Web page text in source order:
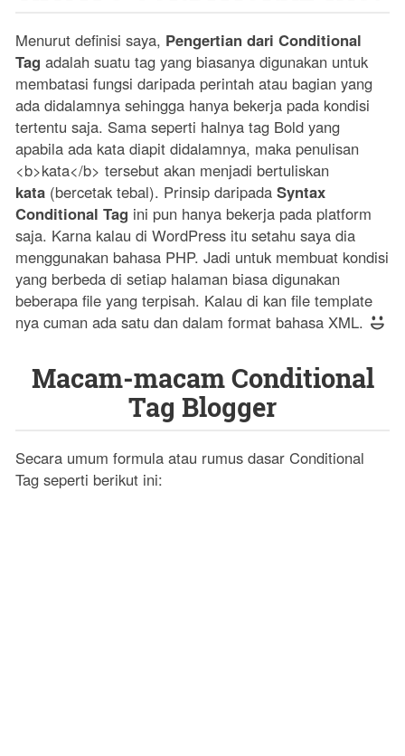
Menurut definisi saya, Pengertian dari Conditional
Tag adalah suatu tag yang biasanya digunakan untuk
membatasi fungsi daripada perintah atau bagian yang
ada didalamnya sehingga hanya bekerja pada kondisi
tertentu saja. Sama seperti halnya tag Bold yang
apabila ada kata diapit didalamnya, maka penulisan
<b>kata</b> tersebut akan menjadi bertuliskan
kata (bercetak tebal). Prinsip daripada Syntax
Conditional Tag ini pun hanya bekerja pada platform
saja. Karna kalau di WordPress itu setahu saya dia
menggunakan bahasa PHP. Jadi untuk membuat kondisi
yang berbeda di setiap halaman biasa digunakan
beberapa file yang terpisah. Kalau di kan file template
nya cuman ada satu dan dalam format bahasa XML.
Macam-macam Conditional
Tag Blogger
Secara umum formula atau rumus dasar Conditional
Tag seperti berikut ini: